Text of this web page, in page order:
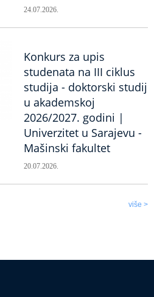
24.07.2026.
Konkurs za upis
studenata na III ciklus
studija - doktorski studij
u akademskoj
2026/2027. godini |
Univerzitet u Sarajevu -
Mašinski fakultet
20.07.2026.
više >